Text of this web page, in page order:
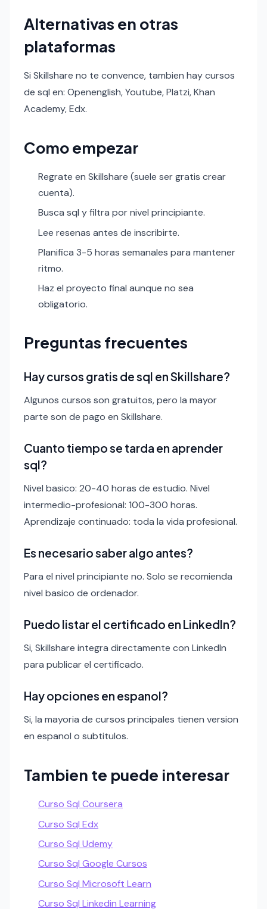
Alternativas en otras
plataformas
Si Skillshare no te convence, tambien hay cursos
de sql en: Openenglish, Youtube, Platzi, Khan
Academy, Edx.
Como empezar
Regrate en Skillshare (suele ser gratis crear
cuenta).
Busca sql y filtra por nivel principiante.
Lee resenas antes de inscribirte.
Planifica 3-5 horas semanales para mantener
ritmo.
Haz el proyecto final aunque no sea
obligatorio.
Preguntas frecuentes
Hay cursos gratis de sql en Skillshare?
Algunos cursos son gratuitos, pero la mayor
parte son de pago en Skillshare.
Cuanto tiempo se tarda en aprender
sql?
Nivel basico: 20-40 horas de estudio. Nivel
intermedio-profesional: 100-300 horas.
Aprendizaje continuado: toda la vida profesional.
Es necesario saber algo antes?
Para el nivel principiante no. Solo se recomienda
nivel basico de ordenador.
Puedo listar el certificado en LinkedIn?
Si, Skillshare integra directamente con LinkedIn
para publicar el certificado.
Hay opciones en espanol?
Si, la mayoria de cursos principales tienen version
en espanol o subtitulos.
Tambien te puede interesar
Curso Sql Coursera
Curso Sql Edx
Curso Sql Udemy
Curso Sql Google Cursos
Curso Sql Microsoft Learn
Curso Sql Linkedin Learning